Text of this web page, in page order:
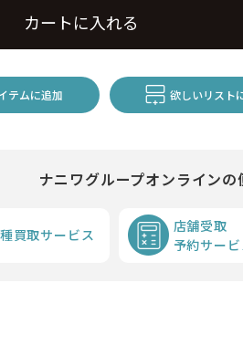
カートに入れる
テムに追加 欲しいリスト
ナニワグループオンライン
買取サービス
店舗受取
予約サービ